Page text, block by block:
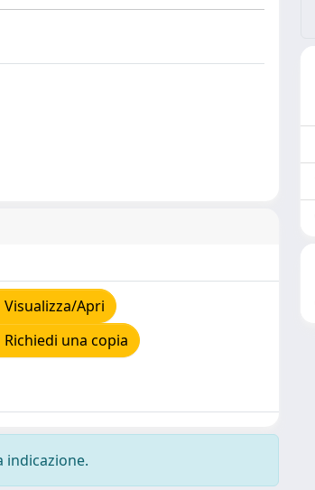
Visualizza/Apri
Richiedi una copia
indicazione.